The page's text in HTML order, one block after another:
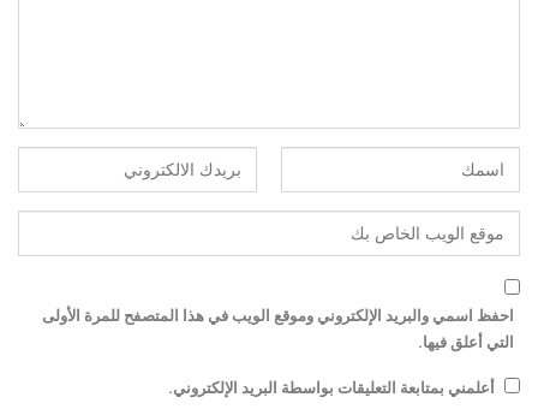
احفظ اسمي والبريد الإلكتروني وموقع الويب في هذا المتصفح للمرة الأولى
التي أعلق فيها.
أعلمني بمتابعة التعليقات بواسطة البريد الإلكتروني.